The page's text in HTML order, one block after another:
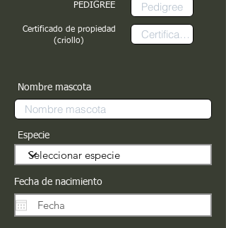
PEDIGREE
Certificado de propiedad
(criollo)
Nombre mascota
Especie
Fecha de nacimiento